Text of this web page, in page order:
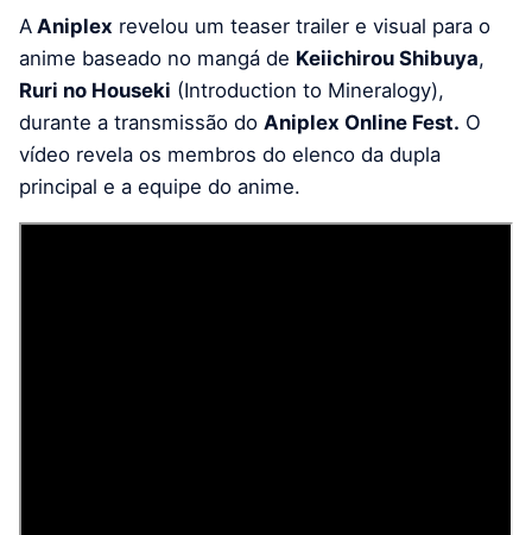
A Aniplex revelou um teaser trailer e visual para o
anime baseado no mangá de Keiichirou Shibuya,
Ruri no Houseki (Introduction to Mineralogy),
durante a transmissão do Aniplex Online Fest. O
vídeo revela os membros do elenco da dupla
principal e a equipe do anime.